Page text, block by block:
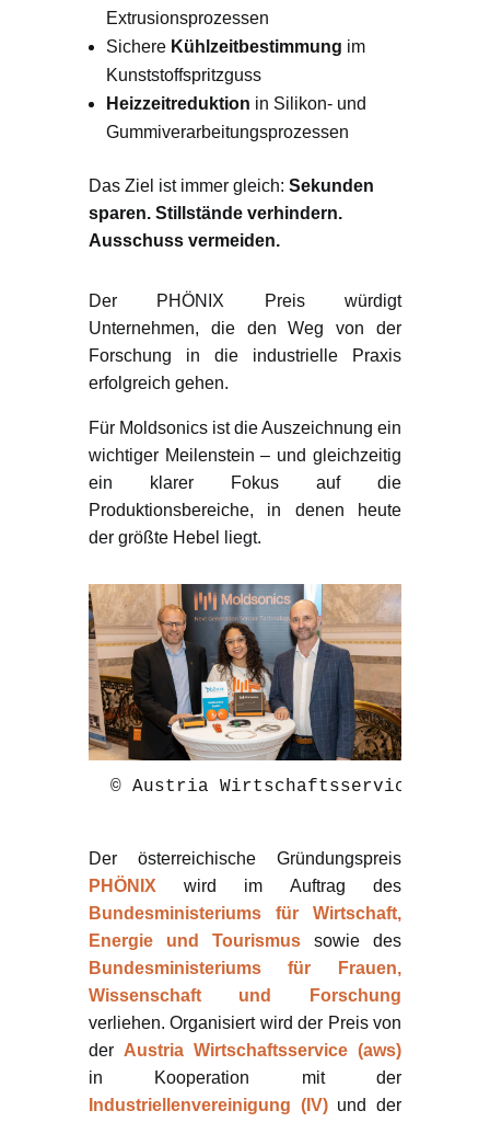
Extrusionsprozessen
Sichere Kühlzeitbestimmung im
Kunststoffspritzguss
Heizzeitreduktion in Silikon- und
Gummiverarbeitungsprozessen
Das Ziel ist immer gleich: Sekunden
sparen. Stillstände verhindern.
Ausschuss vermeiden.
Der PHÖNIX Preis würdigt
Unternehmen, die den Weg von der
Forschung in die industrielle Praxis
erfolgreich gehen.
Für Moldsonics ist die Auszeichnung ein
wichtiger Meilenstein – und gleichzeitig
ein klarer Fokus auf die
Produktionsbereiche, in denen heute
der größte Hebel liegt.
© Austria Wirtschaftsservice GmbH/
Der österreichische Gründungspreis
PHÖNIX wird im Auftrag des
Bundesministeriums für Wirtschaft,
Energie und Tourismus sowie des
Bundesministeriums für Frauen,
Wissenschaft und Forschung
verliehen. Organisiert wird der Preis von
der Austria Wirtschaftsservice (aws)
in Kooperation mit der
Industriellenvereinigung (IV)und der